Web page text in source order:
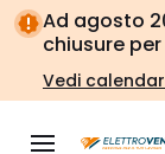
Vai alla
navigazione
Vai
alla
Ad agosto
chiusure
Vedi